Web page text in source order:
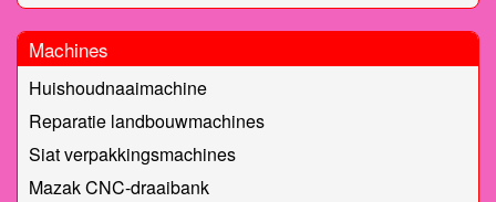
Machines
Huishoudnaaimachine
Reparatie landbouwmachines
Siat verpakkingsmachines
Mazak CNC-draaibank